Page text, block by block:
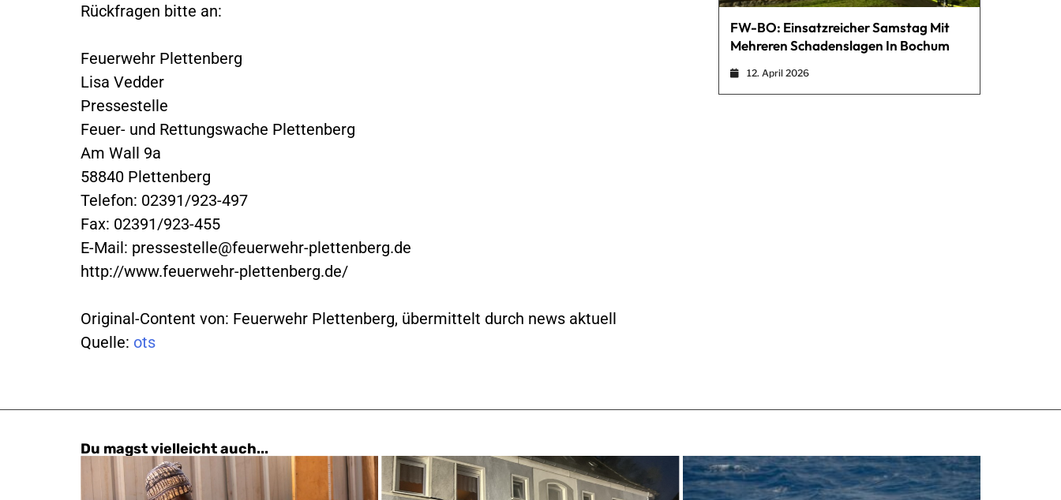
Rückfragen bitte an:
Feuerwehr Plettenberg
Lisa Vedder
Pressestelle
Feuer- und Rettungswache Plettenberg
Am Wall 9a
58840 Plettenberg
Telefon: 02391/923-497
Fax: 02391/923-455
E-Mail: pressestelle@feuerwehr-plettenberg.de
http://www.feuerwehr-plettenberg.de/
Original-Content von: Feuerwehr Plettenberg, übermittelt durch news aktuell
Quelle: ots
FW-BO: Einsatzreicher Samstag Mit
Mehreren Schadenslagen In Bochum
12. April 2026
Du magst vielleicht auch...